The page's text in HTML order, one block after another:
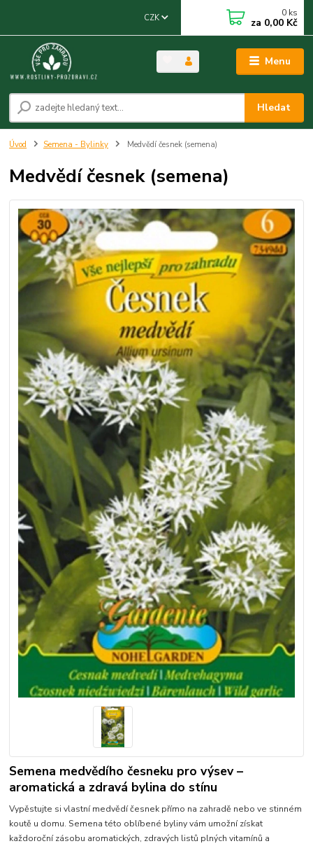
Menu
CZK
Hledat
0 ks
za 0,00 Kč
Úvod Semena - Bylinky Medvědí česnek (semena)
Medvědí česnek (semena)
Semena medvědího česneku pro výsev –
aromatická a zdravá bylina do stínu
Vypěstujte si vlastní medvědí česnek přímo na zahradě nebo ve stinném
koutě u domu. Semena této oblíbené byliny vám umožní získat
každoroční zásobu aromatických, zdravých listů plných vitamínů a